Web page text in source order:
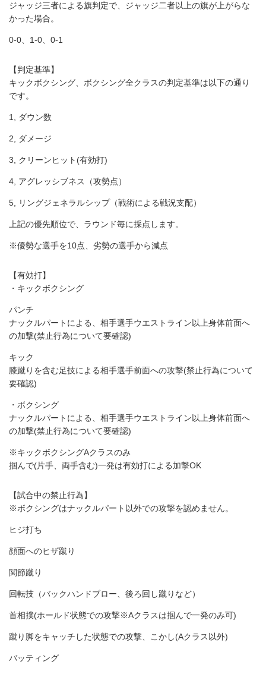
ジャッジ三者による旗判定で、ジャッジ二者以上の旗が上がらな
かった場合。
0-0、1-0、0-1
【判定基準】
キックボクシング、ボクシング全クラスの判定基準は以下の通り
です。
1, ダウン数
2, ダメージ
3, クリーンヒット(有効打)
4, アグレッシブネス（攻勢点）
5, リングジェネラルシップ（戦術による戦況支配）
上記の優先順位で、ラウンド毎に採点します。
※優勢な選手を10点、劣勢の選手から減点
【有効打】
・キックボクシング
パンチ
ナックルパートによる、相手選手ウエストライン以上身体前面へ
の加撃(禁止行為について要確認)
キック
膝蹴りを含む足技による相手選手前面への攻撃(禁止行為について
要確認)
・ボクシング
ナックルパートによる、相手選手ウエストライン以上身体前面へ
の加撃(禁止行為について要確認)
※キックボクシングAクラスのみ
掴んで(片手、両手含む)一発は有効打による加撃OK
【試合中の禁止行為】
※ボクシングはナックルパート以外での攻撃を認めません。
ヒジ打ち
顔面へのヒザ蹴り
関節蹴り
回転技（バックハンドブロー、後ろ回し蹴りなど）
首相撲(ホールド状態での攻撃※Aクラスは掴んで一発のみ可)
蹴り脚をキャッチした状態での攻撃、こかし(Aクラス以外)
バッティング